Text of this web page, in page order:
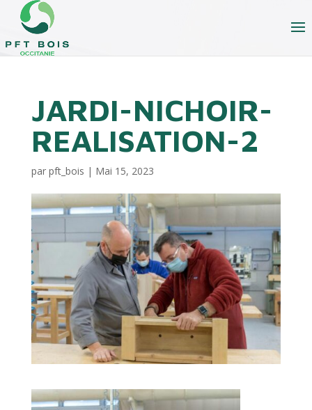
JARDI-NICHOIR-
REALISATION-2
par pft_bois | Mai 15, 2023